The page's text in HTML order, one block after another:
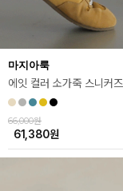
마지아룩
에잇 컬러 소가죽 스니커즈
66,000원
61,380원